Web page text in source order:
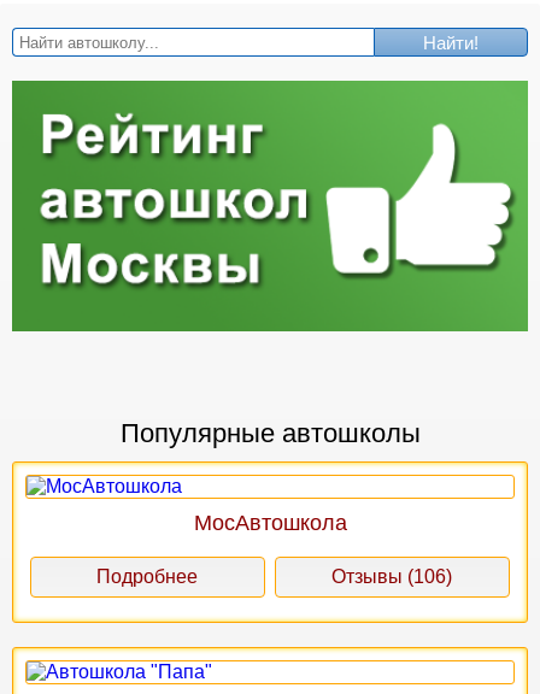
Найти!
Популярные автошколы
МосАвтошкола
Подробнее Отзывы (106)